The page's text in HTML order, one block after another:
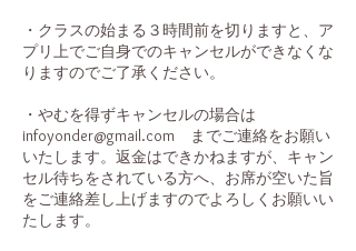
・クラスの始まる３時間前を切りますと、ア
プリ上でご自身でのキャンセルができなくな
りますのでご了承ください。
・やむを得ずキャンセルの場合は
infoyonder@gmail.com までご連絡をお願い
いたします。返金はできかねますが、キャン
セル待ちをされている方へ、お席が空いた旨
をご連絡差し上げますのでよろしくお願いい
たします。